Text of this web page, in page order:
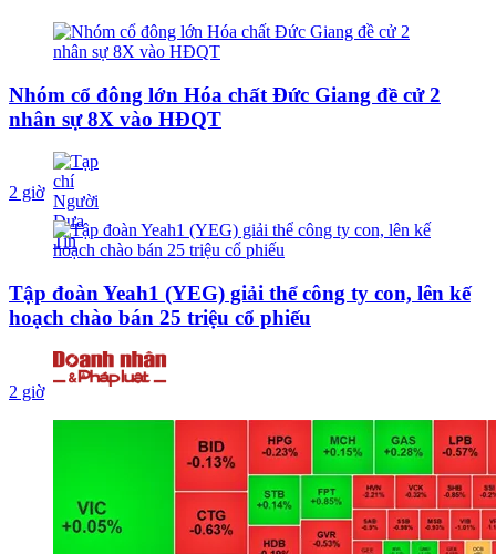
Nhóm cổ đông lớn Hóa chất Đức Giang đề cử 2
nhân sự 8X vào HĐQT
2 giờ
Tập đoàn Yeah1 (YEG) giải thể công ty con, lên kế
hoạch chào bán 25 triệu cổ phiếu
2 giờ